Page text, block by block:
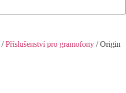
/Příslušenství pro gramofony / Origin